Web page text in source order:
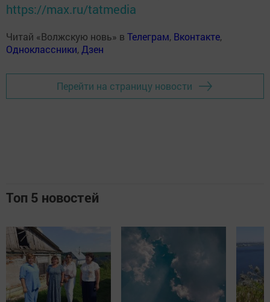
https://max.ru/tatmedia
Читай «Волжскую новь» в Телеграм, Вконтакте,
Одноклассники, Дзен
Перейти на страницу новости
Топ 5 новостей